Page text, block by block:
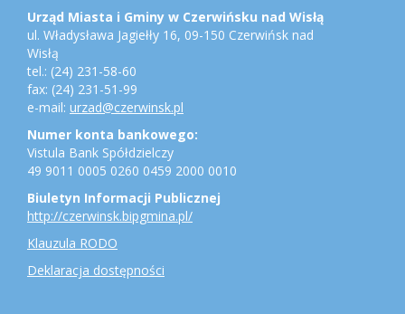
konto
bankowe,
jednostki
gminne
Urząd Miasta i Gminy w Czerwińsku nad Wisłą
ul. Władysława Jagiełły 16, 09-150 Czerwińsk nad
Wisłą
tel.: (24) 231-58-60
fax: (24) 231-51-99
e-mail: urzad@czerwinsk.pl
Numer konta bankowego:
Vistula Bank Spółdzielczy
49 9011 0005 0260 0459 2000 0010
Biuletyn Informacji Publicznej
http://czerwinsk.bipgmina.pl/
Klauzula RODO
Deklaracja dostępności